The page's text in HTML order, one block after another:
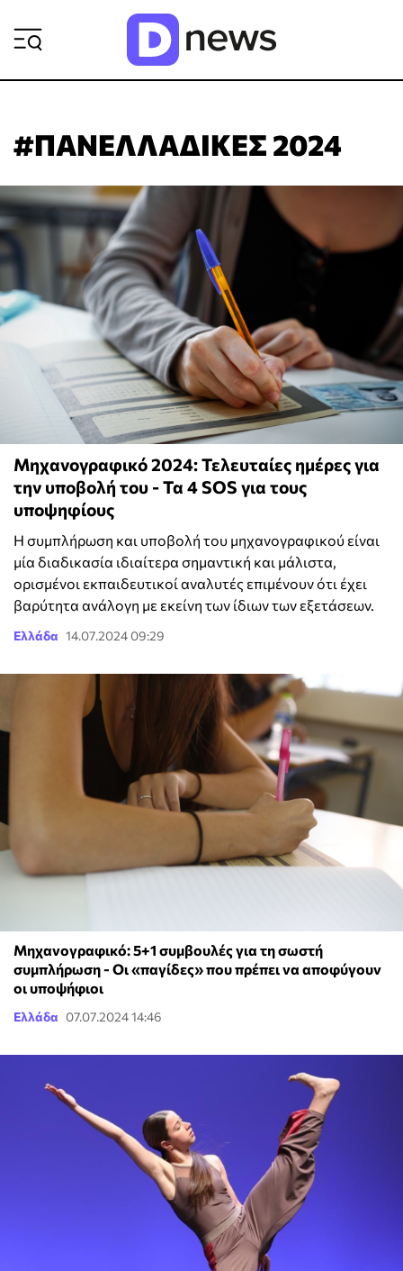
#ΠΑΝΕΛΛΑΔΙΚΕΣ 2024
Μηχανογραφικό 2024: Τελευταίες ημέρες για
την υποβολή του - Τα 4 SOS για τους
υποψηφίους
Η συμπλήρωση και υποβολή του μηχανογραφικού είναι
μία διαδικασία ιδιαίτερα σημαντική και μάλιστα,
ορισμένοι εκπαιδευτικοί αναλυτές επιμένουν ότι έχει
βαρύτητα ανάλογη με εκείνη των ίδιων των εξετάσεων.
Ελλάδα 14.07.2024 09:29
Μηχανογραφικό: 5+1 συμβουλές για τη σωστή
συμπλήρωση - Οι «παγίδες» που πρέπει να αποφύγουν
οι υποψήφιοι
Ελλάδα 07.07.2024 14:46